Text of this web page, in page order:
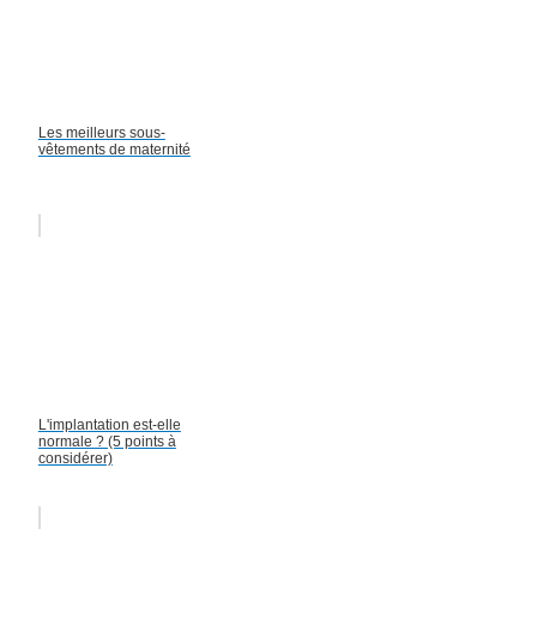
Les meilleurs sous-
vêtements de maternité
L'implantation est-elle
normale ? (5 points à
considérer)